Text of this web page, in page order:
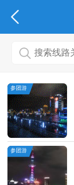
参团游
参团游